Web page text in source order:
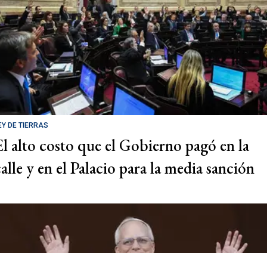
DE TIERRAS
alto costo que el Gobierno pagó en la
y en el Palacio para la media sanción